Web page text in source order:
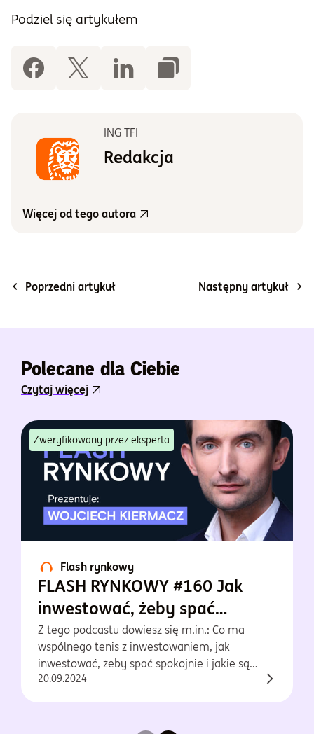
Podziel się artykułem
ING TFI
Redakcja
Więcej od tego autora
Poprzedni artykuł Następny artykuł
Polecane dla Ciebie
Czytaj więcej
Zweryfikowany przez eksperta
Flash rynkowy
FLASH RYNKOWY #160 Jak
inwestować, żeby spać
spokojnie?
Z tego podcastu dowiesz się m.in.: Co ma
wspólnego tenis z inwestowaniem, jak
inwestować, żeby spać spokojnie i jakie są
nasze prognozy dla rynków obligacji i akcji
20.09.2024